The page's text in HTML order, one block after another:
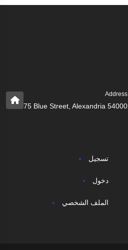
Address
75 Blue Street, Alexandria 54000
تسجيل
دخول
الملف الشخصي